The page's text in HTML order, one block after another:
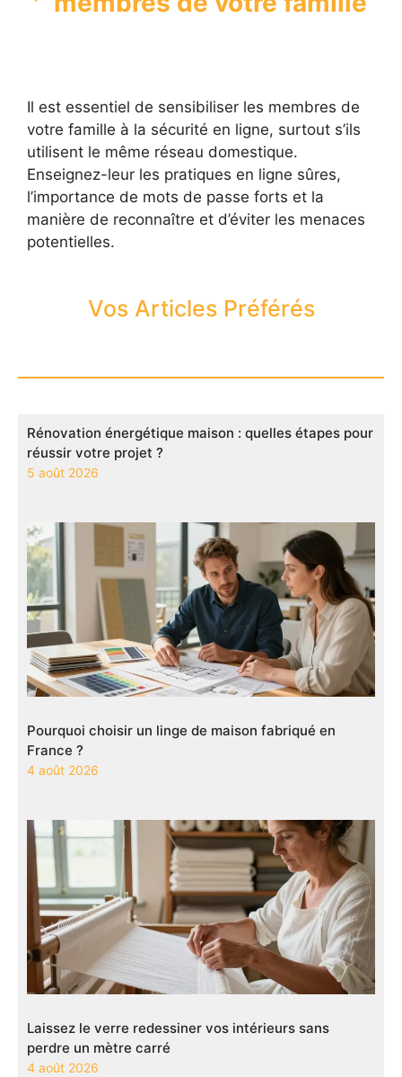
Il est essentiel de sensibiliser les membres de
votre famille à la sécurité en ligne, surtout s’ils
utilisent le même réseau domestique.
Enseignez-leur les pratiques en ligne sûres,
l’importance de mots de passe forts et la
manière de reconnaître et d’éviter les menaces
potentielles.
Vos Articles Préférés
Rénovation énergétique maison : quelles étapes pour
réussir votre projet ?
5 août 2026
Pourquoi choisir un linge de maison fabriqué en
France ?
4 août 2026
Laissez le verre redessiner vos intérieurs sans
perdre un mètre carré
4 août 2026